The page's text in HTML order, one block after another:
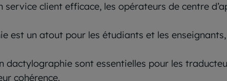
service client efficace, les opérateurs de centre
est un atout pour les étudiants et les
dactylographie sont essentielles pour les
cohérence.